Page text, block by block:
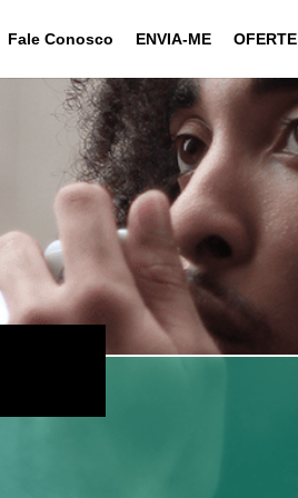
Fale Conosco ENVIA-ME OFERTE